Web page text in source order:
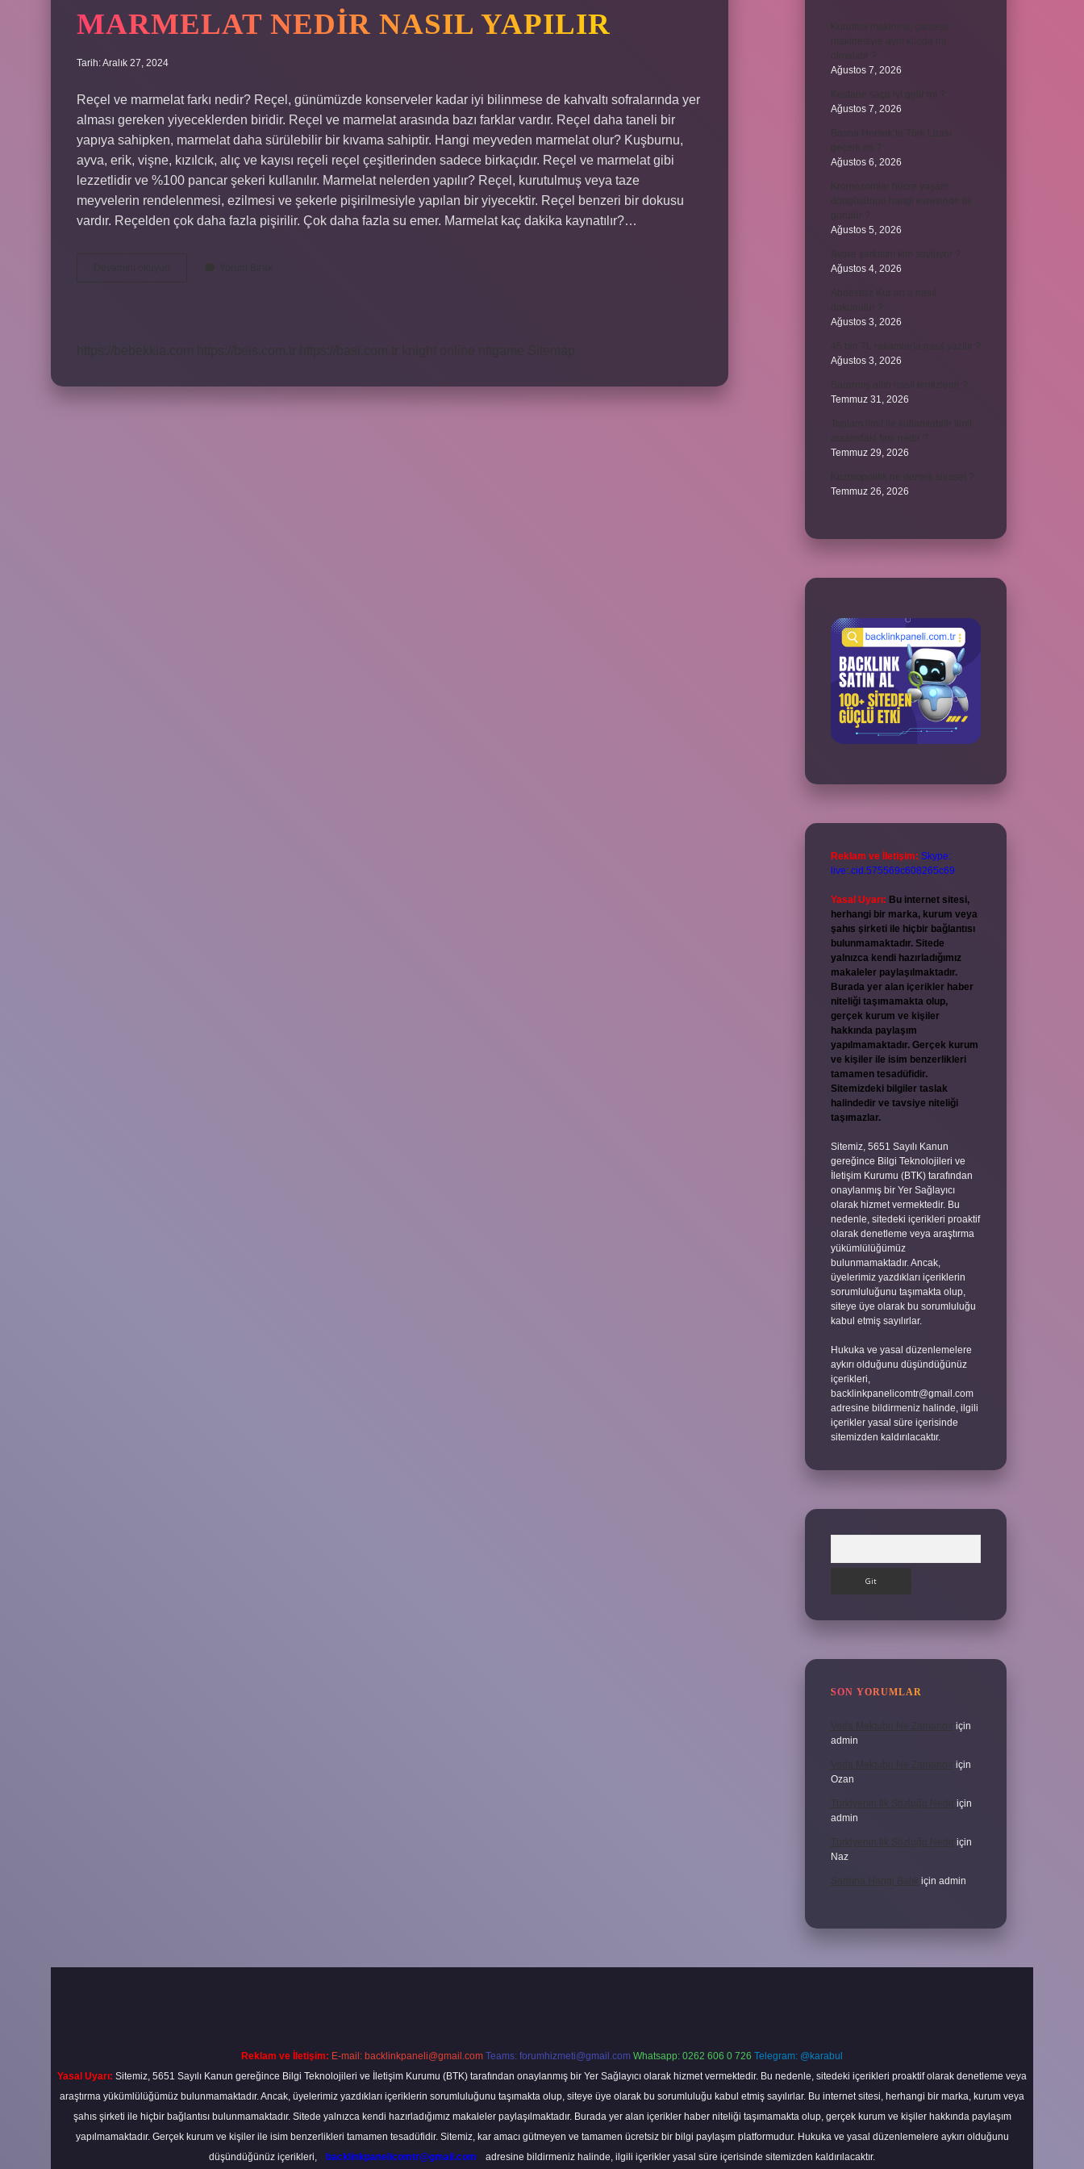
MARMELAT NEDIR NASIL YAPILIR
Tarih: Aralık 27, 2024
Reçel ve marmelat farkı nedir? Reçel, günümüzde konserveler kadar iyi bilinmese de kahvaltı sofralarında yer
alması gereken yiyeceklerden biridir. Reçel ve marmelat arasında bazı farklar vardır. Reçel daha taneli bir
yapıya sahipken, marmelat daha sürülebilir bir kıvama sahiptir. Hangi meyveden marmelat olur? Kuşburnu,
ayva, erik, vişne, kızılcık, alıç ve kayısı reçeli reçel çeşitlerinden sadece birkaçıdır. Reçel ve marmelat gibi
lezzetlidir ve %100 pancar şekeri kullanılır. Marmelat nelerden yapılır? Reçel, kurutulmuş veya taze
meyvelerin rendelenmesi, ezilmesi ve şekerle pişirilmesiyle yapılan bir yiyecektir. Reçel benzeri bir dokusu
vardır. Reçelden çok daha fazla pişirilir. Çok daha fazla su emer. Marmelat kaç dakika kaynatılır?…
Ağustos 7, 2026
Ağustos 7, 2026
Ağustos 6, 2026
Ağustos 5, 2026
Ağustos 4, 2026
Ağustos 3, 2026
Ağustos 3, 2026
Temmuz 31, 2026
Temmuz 29, 2026
Temmuz 26, 2026
Reklam ve İletişim: Skype:
live:.cid.575569c608265c69
Yasal Uyarı: Bu internet sitesi,
herhangi bir marka, kurum veya
şahıs şirketi ile hiçbir bağlantısı
bulunmamaktadır. Sitede
yalnızca kendi hazırladığımız
makaleler paylaşılmaktadır.
Burada yer alan içerikler haber
niteliği taşımamakta olup,
gerçek kurum ve kişiler
hakkında paylaşım
yapılmamaktadır. Gerçek kurum
ve kişiler ile isim benzerlikleri
tamamen tesadüfidir.
Sitemizdeki bilgiler taslak
halindedir ve tavsiye niteliği
taşımazlar.
Sitemiz, 5651 Sayılı Kanun
gereğince Bilgi Teknolojileri ve
İletişim Kurumu (BTK) tarafından
onaylanmış bir Yer Sağlayıcı
olarak hizmet vermektedir. Bu
nedenle, sitedeki içerikleri proaktif
olarak denetleme veya araştırma
yükümlülüğümüz
bulunmamaktadır. Ancak,
üyelerimiz yazdıkları içeriklerin
sorumluluğunu taşımakta olup,
siteye üye olarak bu sorumluluğu
kabul etmiş sayılırlar.
Hukuka ve yasal düzenlemelere
aykırı olduğunu düşündüğünüz
içerikleri,
backlinkpanelicomtr@gmail.com
adresine bildirmeniz halinde, ilgili
içerikler yasal süre içerisinde
sitemizden kaldırılacaktır.
SON YORUMLAR
Veda Mektubu Ne Zamandır için
admin
Veda Mektubu Ne Zamandır için
Ozan
Türkiyenin Ilk Sözlüğü Nedir için
admin
Türkiyenin Ilk Sözlüğü Nedir için
Naz
Sardina Hangi Balık için admin
Reklam ve İletişim: E-mail: backlinkpaneli@gmail.com Teams: forumhizmeti@gmail.com Whatsapp: 0262 606 0 726 Telegram: @karabul
Yasal Uyarı: Sitemiz, 5651 Sayılı Kanun gereğince Bilgi Teknolojileri ve İletişim Kurumu (BTK) tarafından onaylanmış bir Yer Sağlayıcı olarak hizmet vermektedir. Bu nedenle, sitedeki içerikleri proaktif olarak denetleme veya
araştırma yükümlülüğümüz bulunmamaktadır. Ancak, üyelerimiz yazdıkları içeriklerin sorumluluğunu taşımakta olup, siteye üye olarak bu sorumluluğu kabul etmiş sayılırlar. Bu internet sitesi, herhangi bir marka, kurum veya
şahıs şirketi ile hiçbir bağlantısı bulunmamaktadır. Sitede yalnızca kendi hazırladığımız makaleler paylaşılmaktadır. Burada yer alan içerikler haber niteliği taşımamakta olup, gerçek kurum ve kişiler hakkında paylaşım
yapılmamaktadır. Gerçek kurum ve kişiler ile isim benzerlikleri tamamen tesadüfidir. Sitemiz, kar amacı gütmeyen ve tamamen ücretsiz bir bilgi paylaşım platformudur. Hukuka ve yasal düzenlemelere aykırı olduğunu
düşündüğünüz içerikleri,
backlinkpanelicomtr@gmail.com adresine bildirmeniz halinde, ilgili içerikler yasal süre içerisinde sitemizden kaldırılacaktır.